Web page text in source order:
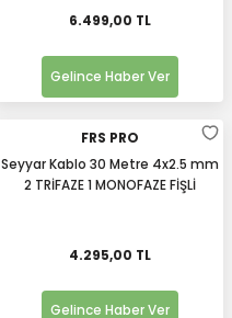
6.499,00 TL
Gelince Haber Ver
FRS PRO
Seyyar Kablo 30 Metre 4x2.5 mm
2 TRİFAZE 1 MONOFAZE FİŞLİ
4.295,00 TL
Gelince Haber Ver